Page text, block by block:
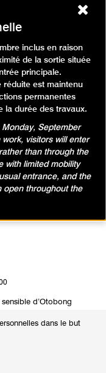
dans le but
famille
d’Otobong
du temps et des
matières, textures et
soigner, à relier, à
inclus en raison
de la sortie située
principale.
réduite est maintenu
permanentes
la durée des travaux.
September
visitors will enter
than through the
with limited mobility
entrance, and the
open throughout the